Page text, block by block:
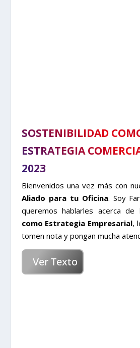
SOSTENIBILIDAD
ESTRATEGIA
2023
Bienvenidos una vez más con
Aliado para tu Oficina. Soy
queremos hablarles acerca de
como Estrategia Empresarial,
tomen nota y pongan mucha
Ver Texto